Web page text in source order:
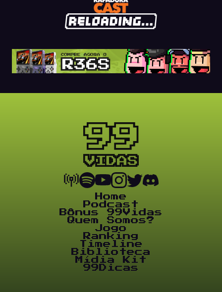
Home
Podcast
Bônus 99Vidas
Quem Somos?
Jogo
Ranking
Timeline
Biblioteca
Mídia Kit
99Dicas